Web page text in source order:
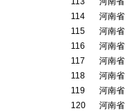
114
河南省
115
河南省
116
河南省
117
河南省
118
河南省
119
河南省
120
河南省